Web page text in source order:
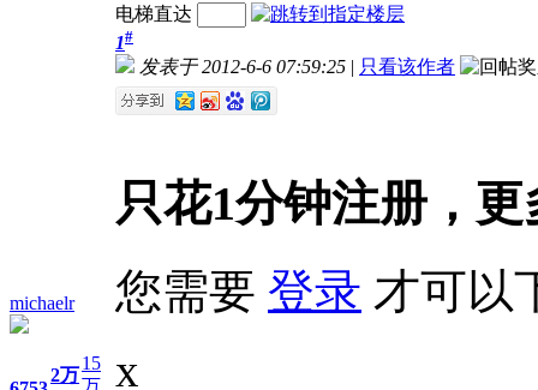
michaelr
2万
15
万
电梯直达
1#
发表于 2012-6-6 07:59:25 | 只看该作者
只花1分钟注册，
您需要 登录 才可以
x